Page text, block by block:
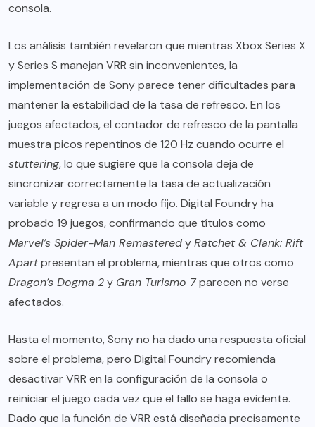
consola.
Los análisis también revelaron que mientras Xbox Series X
y Series S manejan VRR sin inconvenientes, la
implementación de Sony parece tener dificultades para
mantener la estabilidad de la tasa de refresco. En los
juegos afectados, el contador de refresco de la pantalla
muestra picos repentinos de 120 Hz cuando ocurre el
stuttering, lo que sugiere que la consola deja de
sincronizar correctamente la tasa de actualización
variable y regresa a un modo fijo. Digital Foundry ha
probado 19 juegos, confirmando que títulos como
Marvel’s Spider-Man RemasteredyRatchet & Clank: Rift
Apartpresentan el problema, mientras que otros como
Dragon’s Dogma 2y Gran Turismo 7parecen no verse
afectados.
Hasta el momento, Sony no ha dado una respuesta oficial
sobre el problema, pero Digital Foundry recomienda
desactivar VRR en la configuración de la consola o
reiniciar el juego cada vez que el fallo se haga evidente.
Dado que la función de VRR está diseñada precisamente